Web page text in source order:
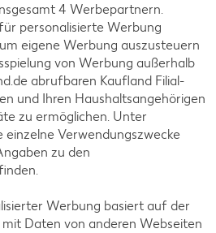
Weitere Angebote anzeigen
4 Werbepartnern.
personalisierte Werbung
eigene Werbung auszusteuern
von Werbung außerhalb
abrufbaren Kaufland Filial-
und Ihren Haushaltsangehörigen
zu ermöglichen. Unter
einzelne Verwendungszwecke
zu den
Werbung basiert auf der
Daten von anderen Webseiten